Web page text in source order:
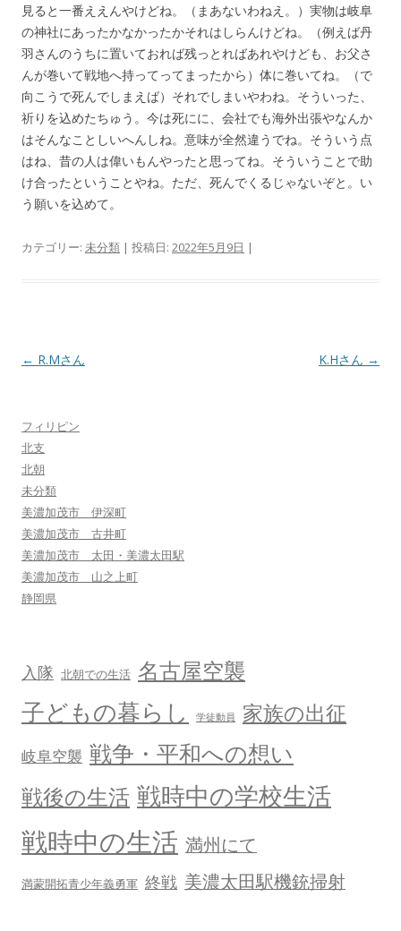
見ると一番ええんやけどね。（まあないわねえ。）実物は岐阜
の神社にあったかなかったかそれはしらんけどね。（例えば丹
羽さんのうちに置いておれば残っとればあれやけども、お父さ
んが巻いて戦地へ持ってってまったから）体に巻いてね。（で
向こうで死んでしまえば）それでしまいやわね。そういった、
祈りを込めたちゅう。今は死にに、会社でも海外出張やなんか
はそんなことしいへんしね。意味が全然違うでね。そういう点
はね、昔の人は偉いもんやったと思ってね。そういうことで助
け合ったということやね。ただ、死んでくるじゃないぞと。い
う願いを込めて。
カテゴリー: 未分類 | 投稿日: 2022年5月9日 |
投
ビ
ゲ
ー
シ
ョ
ン
← R.Mさん K.Hさん →
フィリピン
北支
北朝
未分類
美濃加茂市 伊深町
美濃加茂市 古井町
美濃加茂市 太田・美濃太田駅
美濃加茂市 山之上町
静岡県
入隊 北朝での生活 名古屋空襲
子どもの暮らし 学徒動員 家族の出征
岐阜空襲 戦争・平和への想い
戦後の生活 戦時中の学校生活
戦時中の生活 満州にて
満蒙開拓青少年義勇軍 終戦 美濃太田駅機銃掃射